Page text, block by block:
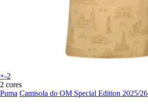
+-2
2 cores
Puma Camisola do OM Special Edition 2025/26